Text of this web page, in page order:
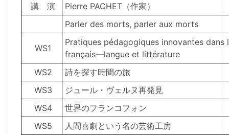
講 演
Pierre PACHET（作家）
Parler des morts, parler aux morts
WS1
Pratiques pédagogiques innovantes dans
français―langue et littérature
WS2
詩を探す時間の旅
WS3
ジュール・ヴェルヌ再発見
WS4
世界のフランコフォン
WS5
人間喜劇という名の芸術工房